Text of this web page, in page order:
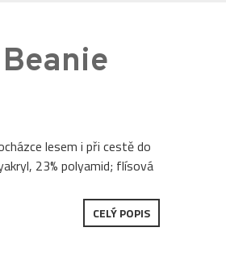
lesem i při cestě do
23% polyamid; flísová
CELÝ POPIS